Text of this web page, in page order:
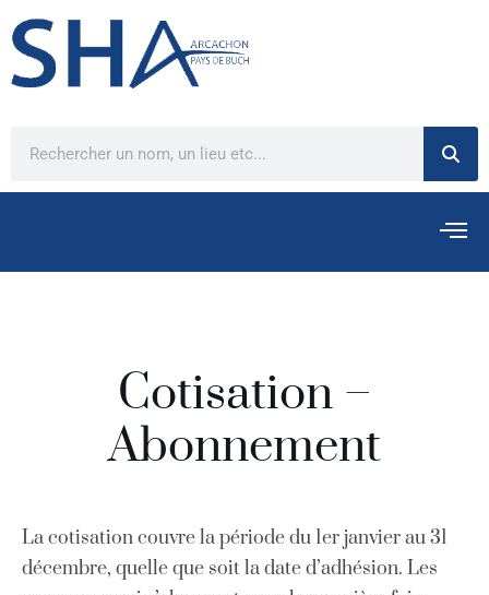
Cotisation –
Abonnement
La cotisation couvre la période du 1er janvier au 31
décembre, quelle que soit la date d’adhésion. Les